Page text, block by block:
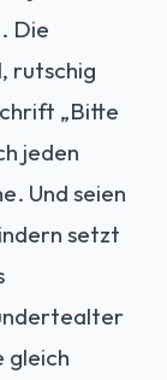
Die
rutschig
„Bitte
jeden
Und seien
setzt
gleich